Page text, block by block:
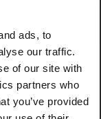
ads, to
our traffic.
of our site with
partners who
you’ve provided